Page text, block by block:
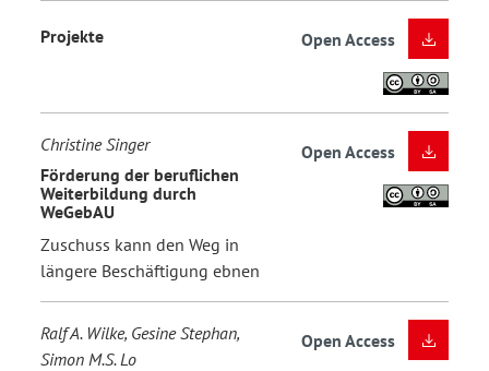
Projekte Open Access
Christine Singer
Förderung der beruflichen
Weiterbildung durch
WeGebAU
Zuschuss kann den Weg in
längere Beschäftigung ebnen
Open Access
Ralf A. Wilke, Gesine Stephan,
Simon M.S. Lo
Open Access